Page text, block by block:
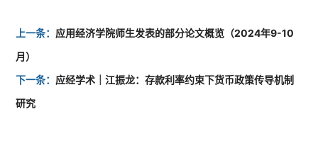
上一条： 应用经济学院师生发表的部分论文概览（2024年9-10
月）
下一条： 应经学术｜江振龙：存款利率约束下货币政策传导机制
研究